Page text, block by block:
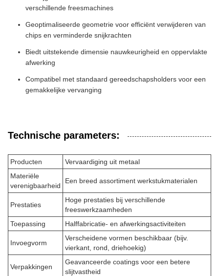
verschillende freesmachines
Geoptimaliseerde geometrie voor efficiënt verwijderen van
chips en verminderde snijkrachten
Biedt uitstekende dimensie nauwkeurigheid en oppervlakte
afwerking
Compatibel met standaard gereedschapsholders voor een
gemakkelijke vervanging
Technische parameters:
Producten
Vervaardiging uit metaal
Materiële
verenigbaarheid
Een breed assortiment werkstukmaterialen
Prestaties
Hoge prestaties bij verschillende
freeswerkzaamheden
Toepassing
Halffabricatie- en afwerkingsactiviteiten
Invoegvorm
Verscheidene vormen beschikbaar (bijv.
vierkant, rond, driehoekig)
Verpakkingen
Geavanceerde coatings voor een betere
slijtvastheid